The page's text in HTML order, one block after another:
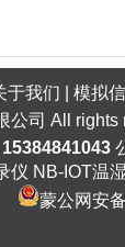
于我们 模拟
司 All
仪 NB-IOT温
蒙公网安